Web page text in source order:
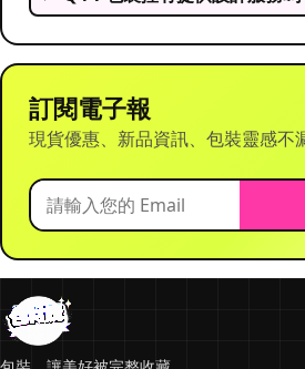
訂閱電子報
現貨優惠、新品資訊、包裝靈感不